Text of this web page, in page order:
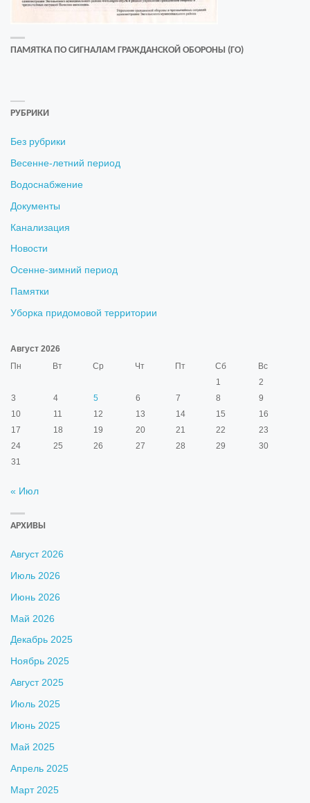
ПАМЯТКА ПО СИГНАЛАМ ГРАЖДАНСКОЙ ОБОРОНЫ (ГО)
РУБРИКИ
Без рубрики
Весенне-летний период
Водоснабжение
Документы
Канализация
Новости
Осенне-зимний период
Памятки
Уборка придомовой территории
Август 2026
Пн
Вт Ср Чт Пт Сб
Вс
1
2
3
4 5 6 7 8
9
10
11 12 13 14 15
16
17
18 19 20 21 22
23
24
25 26 27 28 29
30
31
« Июл
АРХИВЫ
Август 2026
Июль 2026
Июнь 2026
Май 2026
Декабрь 2025
Ноябрь 2025
Август 2025
Июль 2025
Июнь 2025
Май 2025
Апрель 2025
Март 2025